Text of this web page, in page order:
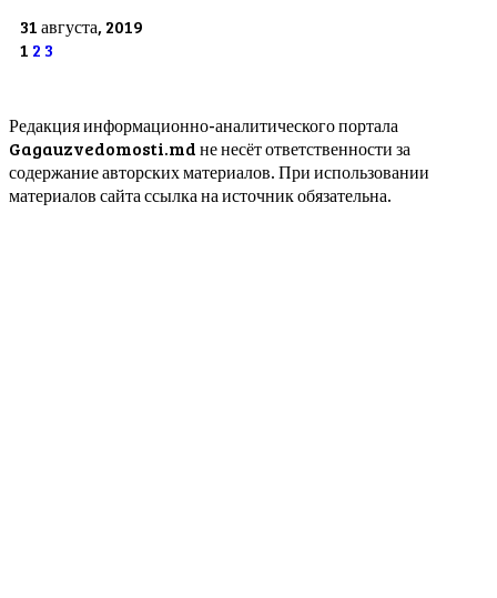
31 августа, 2019
1 23
Редакция информационно-аналитического портала
Gagauzvedomosti.md не несёт ответственности за
содержание авторских материалов. При использовании
материалов сайта ссылка на источник обязательна.